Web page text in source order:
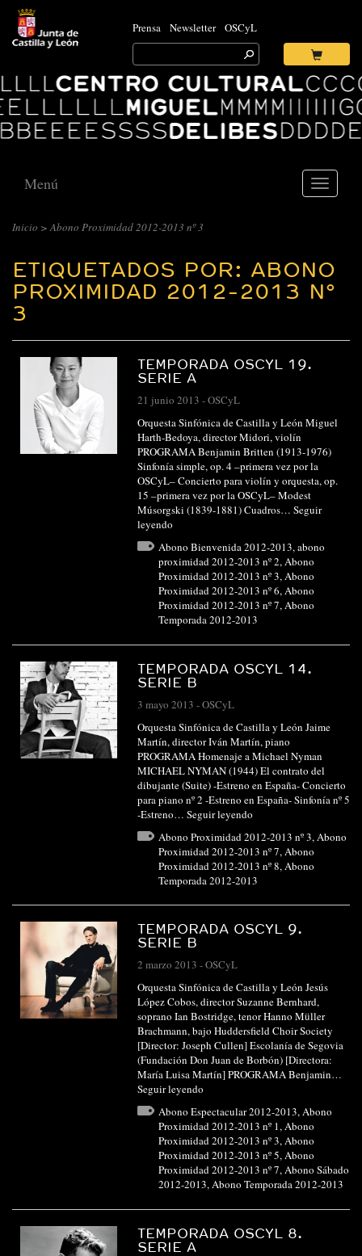
Prensa Newsletter OSCyL
Search
for:
Ok
Centro
Cultural
Miguel
Delibes
Toggle
Menú
Inicio >Abono Proximidad 2012-2013 nº 3
ETIQUETADOS POR: ABONO
PROXIMIDAD 2012-2013 Nº
3
TEMPORADA OSCYL 19.
SERIE A
21 junio 2013 -OSCyL
Orquesta Sinfónica de Castilla y León Miguel
Harth-Bedoya, director Midori, violín
PROGRAMA Benjamin Britten (1913-1976)
Sinfonía simple, op. 4 –primera vez por la
OSCyL– Concierto para violín y orquesta, op.
15 –primera vez por la OSCyL– Modest
Músorgski (1839-1881) Cuadros… Seguir
leyendo
Abono Bienvenida 2012-2013,abono
proximidad 2012-2013 nº 2,Abono
Proximidad 2012-2013 nº 3,Abono
Proximidad 2012-2013 nº 6,Abono
Proximidad 2012-2013 nº 7,Abono
Temporada 2012-2013
TEMPORADA OSCYL 14.
SERIE B
3 mayo 2013 -OSCyL
Orquesta Sinfónica de Castilla y León Jaime
Martín, director Iván Martín, piano
PROGRAMA Homenaje a Michael Nyman
MICHAEL NYMAN (1944) El contrato del
dibujante (Suite) -Estreno en España- Concierto
para piano nº 2 -Estreno en España- Sinfonía nº 5
-Estreno… Seguir leyendo
Abono Proximidad 2012-2013 nº 3, Abono
Proximidad 2012-2013 nº 7, Abono
Proximidad 2012-2013 nº 8, Abono
Temporada 2012-2013
TEMPORADA OSCYL 9.
SERIE B
2 marzo 2013 -OSCyL
Orquesta Sinfónica de Castilla y León Jesús
López Cobos, director Suzanne Bernhard,
soprano Ian Bostridge, tenor Hanno Müller
Brachmann, bajo Huddersfield Choir Society
[Director: Joseph Cullen] Escolanía de Segovia
(Fundación Don Juan de Borbón) [Directora:
María Luisa Martín] PROGRAMA Benjamin…
Seguir leyendo
Abono Espectacular 2012-2013,Abono
Proximidad 2012-2013 nº 1,Abono
Proximidad 2012-2013 nº 3,Abono
Proximidad 2012-2013 nº 5,Abono
Proximidad 2012-2013 nº 7,Abono Sábado
2012-2013,Abono Temporada 2012-2013
TEMPORADA OSCYL 8.
SERIE A